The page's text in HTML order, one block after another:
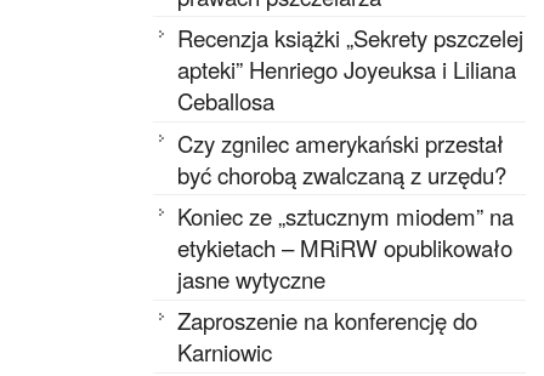
Recenzja książki „Sekrety pszczelej
apteki” Henriego Joyeuksa i Liliana
Ceballosa
Czy zgnilec amerykański przestał
być chorobą zwalczaną z urzędu?
Koniec ze „sztucznym miodem” na
etykietach – MRiRW opublikowało
jasne wytyczne
Zaproszenie na konferencję do
Karniowic